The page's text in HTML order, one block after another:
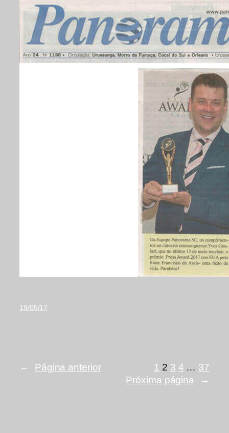
19/05/17
← Página anterior 1 2 3 4 … 37
Próxima página
→